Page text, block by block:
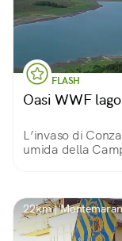
FLASH
Oasi WWF
L’invaso di
umida della
22km |